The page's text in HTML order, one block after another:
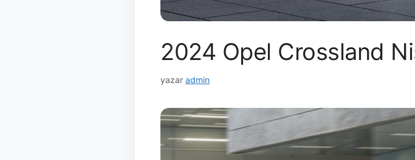
2024 Opel Crossland
yazar admin